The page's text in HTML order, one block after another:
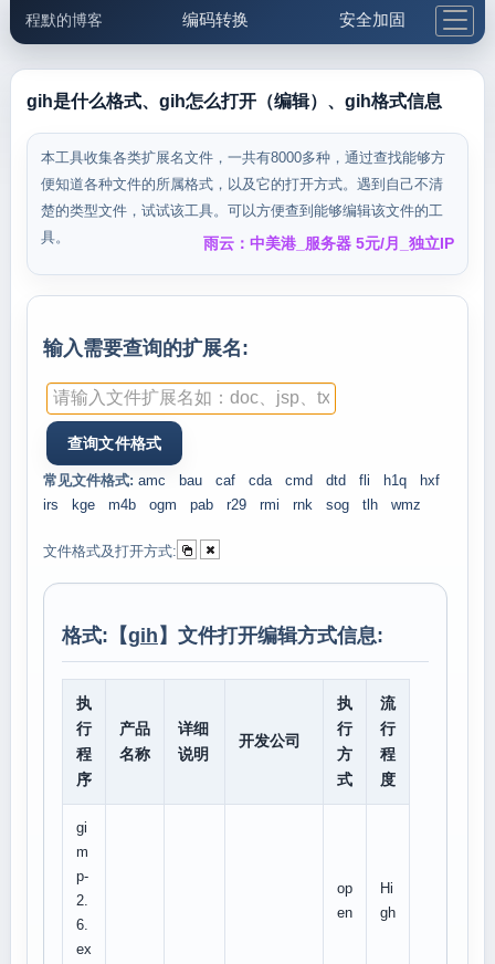
程默的博客 编码转换 安全加固
邮件工具 生活便民 更多工具
5.1支付宝大红包
gih是什么格式、gih怎么打开（编辑）、gih格式信息
本工具收集各类扩展名文件，一共有8000多种，通过查找能够方
便知道各种文件的所属格式，以及它的打开方式。遇到自己不清
楚的类型文件，试试该工具。可以方便查到能够编辑该文件的工
具。
雨云：中美港_服务器 5元/月_独立IP
输入需要查询的扩展名:
常见文件格式: amc bau caf cda cmd dtd fli h1q
hxf
irs
kge m4b ogm pab r29 rmi rnk sog tlh wmz
文件格式及打开方式:
格式:【gih 】文件打开编辑方式信息:
执
行
程
序
产品
名称
详细
说明
开发公司
执
行
方
式
流
行
程
度
gi
m
p-
2.
6.
ex
op
en
Hi
gh